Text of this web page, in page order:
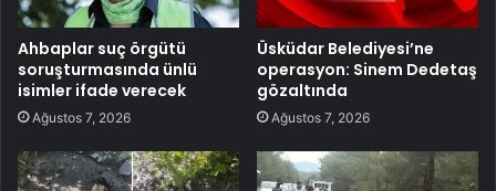
Ahbaplar suç örgütü
soruşturmasında ünlü
isimler ifade verecek
Ağustos 7, 2026
Üsküdar Belediyesi’ne
operasyon: Sinem Dedetaş
gözaltında
Ağustos 7, 2026